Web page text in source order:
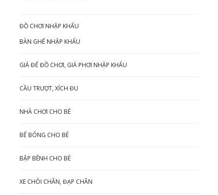
ĐỒ CHƠI NHẬP KHẨU
BÀN GHẾ NHẬP KHẨU
GIÁ ĐỂ ĐỒ CHƠI, GIÁ PHƠI NHẬP KHẨU
CẦU TRƯỢT, XÍCH ĐU
NHÀ CHƠI CHO BÉ
BỂ BÓNG CHO BÉ
BẬP BÊNH CHO BÉ
XE CHÒI CHÂN, ĐẠP CHÂN